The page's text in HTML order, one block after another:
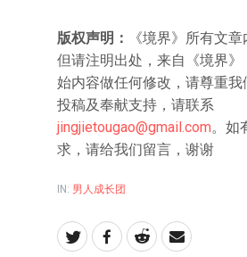
版权声明 ：
《境界》所有文
但请注明出处，来自《境界
始内容做任何修改，请尊重我
投稿及奉献支持，请联系
jingjietougao@gmail.com。如
求，请给我们留言，谢谢
IN: 男人成长团